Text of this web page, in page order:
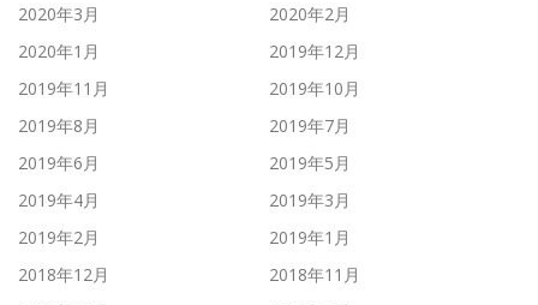
2020年3月
2020年2月
2020年1月
2019年12月
2019年11月
2019年10月
2019年8月
2019年7月
2019年6月
2019年5月
2019年4月
2019年3月
2019年2月
2019年1月
2018年12月
2018年11月